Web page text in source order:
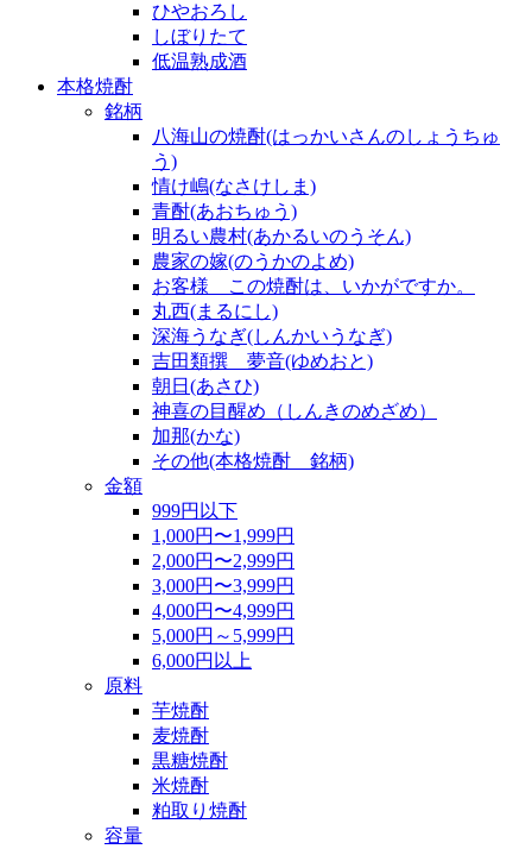
ひやおろし
しぼりたて
低温熟成酒
本格焼酎
銘柄
八海山の焼酎(はっかいさんのしょうちゅ
う)
情け嶋(なさけしま)
青酎(あおちゅう)
明るい農村(あかるいのうそん)
農家の嫁(のうかのよめ)
お客様 この焼酎は、いかがですか。
丸西(まるにし)
深海うなぎ(しんかいうなぎ)
吉田類撰 夢音(ゆめおと)
朝日(あさひ)
神喜の目醒め（しんきのめざめ）
加那(かな)
その他(本格焼酎 銘柄)
金額
999円以下
1,000円〜1,999円
2,000円〜2,999円
3,000円〜3,999円
4,000円〜4,999円
5,000円～5,999円
6,000円以上
原料
芋焼酎
麦焼酎
黒糖焼酎
米焼酎
粕取り焼酎
容量